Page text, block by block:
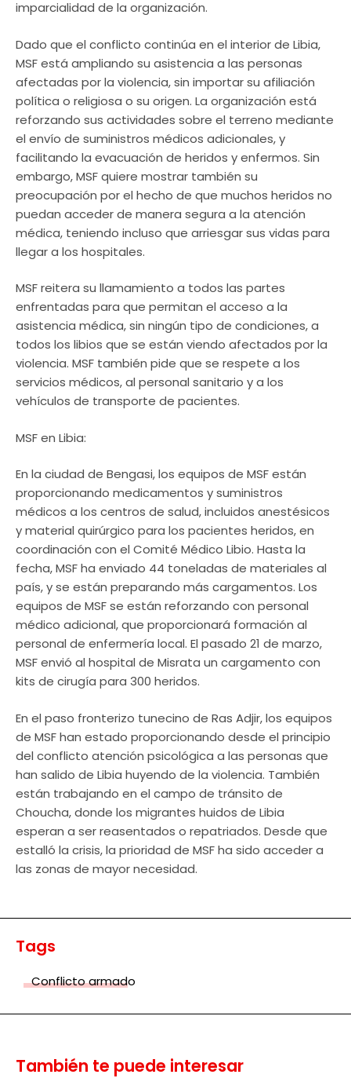
imparcialidad de la organización.
Dado que el conflicto continúa en el interior de Libia,
MSF está ampliando su asistencia a las personas
afectadas por la violencia, sin importar su afiliación
política o religiosa o su origen. La organización está
reforzando sus actividades sobre el terreno mediante
el envío de suministros médicos adicionales, y
facilitando la evacuación de heridos y enfermos. Sin
embargo, MSF quiere mostrar también su
preocupación por el hecho de que muchos heridos no
puedan acceder de manera segura a la atención
médica, teniendo incluso que arriesgar sus vidas para
llegar a los hospitales.
MSF reitera su llamamiento a todos las partes
enfrentadas para que permitan el acceso a la
asistencia médica, sin ningún tipo de condiciones, a
todos los libios que se están viendo afectados por la
violencia. MSF también pide que se respete a los
servicios médicos, al personal sanitario y a los
vehículos de transporte de pacientes.
MSF en Libia:
En la ciudad de Bengasi, los equipos de MSF están
proporcionando medicamentos y suministros
médicos a los centros de salud, incluidos anestésicos
y material quirúrgico para los pacientes heridos, en
coordinación con el Comité Médico Libio. Hasta la
fecha, MSF ha enviado 44 toneladas de materiales al
país, y se están preparando más cargamentos. Los
equipos de MSF se están reforzando con personal
médico adicional, que proporcionará formación al
personal de enfermería local. El pasado 21 de marzo,
MSF envió al hospital de Misrata un cargamento con
kits de cirugía para 300 heridos.
En el paso fronterizo tunecino de Ras Adjir, los equipos
de MSF han estado proporcionando desde el principio
del conflicto atención psicológica a las personas que
han salido de Libia huyendo de la violencia. También
están trabajando en el campo de tránsito de
Choucha, donde los migrantes huidos de Libia
esperan a ser reasentados o repatriados. Desde que
estalló la crisis, la prioridad de MSF ha sido acceder a
las zonas de mayor necesidad.
Tags
Conflicto armado
También te puede interesar